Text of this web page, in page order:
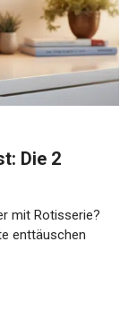
Die 2
mit Rotisserie?
enttäuschen